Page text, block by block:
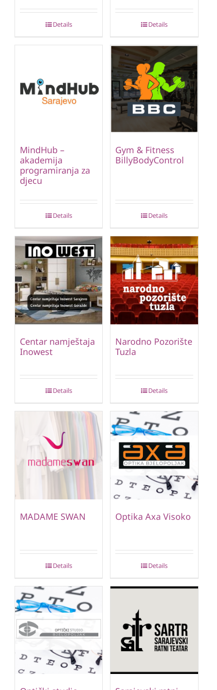
Details Details
MindHub –
akademija
programiranja za
djecu
Details
Gym & Fitness
BillyBodyControl
Details
Centar namještaja
Inowest
Details
Narodno Pozorište
Tuzla
Details
MADAME SWAN
Details
Optika Axa Visoko
Details